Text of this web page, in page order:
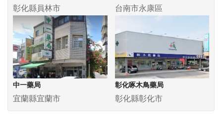
彰化縣員林市 台南市永康區
中一藥局
宜蘭縣宜蘭市
彰化啄木鳥藥局
彰化縣彰化市